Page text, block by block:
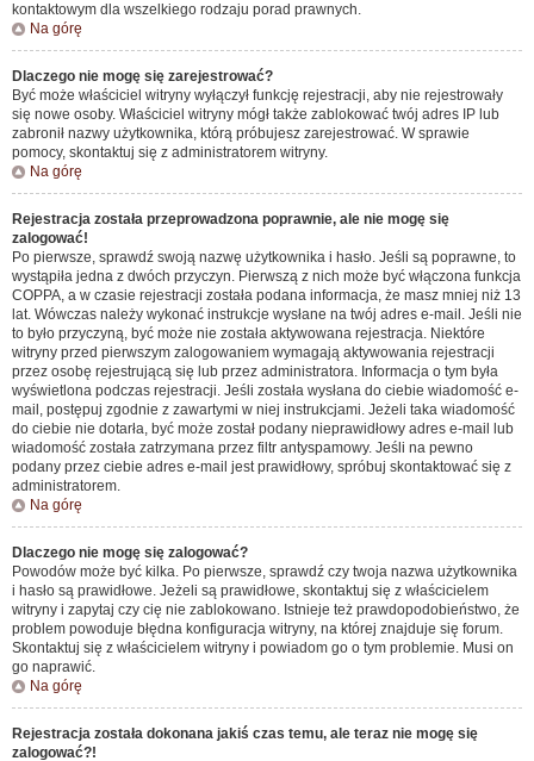
kontaktowym dla wszelkiego rodzaju porad prawnych.
Na górę
Dlaczego nie mogę się zarejestrować?
Być może właściciel witryny wyłączył funkcję rejestracji, aby nie rejestrowały
się nowe osoby. Właściciel witryny mógł także zablokować twój adres IP lub
zabronił nazwy użytkownika, którą próbujesz zarejestrować. W sprawie
pomocy, skontaktuj się z administratorem witryny.
Na górę
Rejestracja została przeprowadzona poprawnie, ale nie mogę się
zalogować!
Po pierwsze, sprawdź swoją nazwę użytkownika i hasło. Jeśli są poprawne, to
wystąpiła jedna z dwóch przyczyn. Pierwszą z nich może być włączona funkcja
COPPA, a w czasie rejestracji została podana informacja, że masz mniej niż 13
lat. Wówczas należy wykonać instrukcje wysłane na twój adres e-mail. Jeśli nie
to było przyczyną, być może nie została aktywowana rejestracja. Niektóre
witryny przed pierwszym zalogowaniem wymagają aktywowania rejestracji
przez osobę rejestrującą się lub przez administratora. Informacja o tym była
wyświetlona podczas rejestracji. Jeśli została wysłana do ciebie wiadomość e-
mail, postępuj zgodnie z zawartymi w niej instrukcjami. Jeżeli taka wiadomość
do ciebie nie dotarła, być może został podany nieprawidłowy adres e-mail lub
wiadomość została zatrzymana przez filtr antyspamowy. Jeśli na pewno
podany przez ciebie adres e-mail jest prawidłowy, spróbuj skontaktować się z
administratorem.
Na górę
Dlaczego nie mogę się zalogować?
Powodów może być kilka. Po pierwsze, sprawdź czy twoja nazwa użytkownika
i hasło są prawidłowe. Jeżeli są prawidłowe, skontaktuj się z właścicielem
witryny i zapytaj czy cię nie zablokowano. Istnieje też prawdopodobieństwo, że
problem powoduje błędna konfiguracja witryny, na której znajduje się forum.
Skontaktuj się z właścicielem witryny i powiadom go o tym problemie. Musi on
go naprawić.
Na górę
Rejestracja została dokonana jakiś czas temu, ale teraz nie mogę się
zalogować?!